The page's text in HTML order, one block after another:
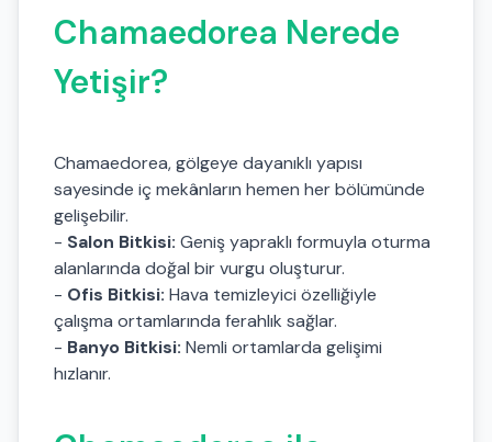
Chamaedorea Nerede
Yetişir?
Chamaedorea, gölgeye dayanıklı yapısı
sayesinde iç mekânların hemen her bölümünde
gelişebilir.
- Salon Bitkisi: Geniş yapraklı formuyla oturma
alanlarında doğal bir vurgu oluşturur.
- Ofis Bitkisi: Hava temizleyici özelliğiyle
çalışma ortamlarında ferahlık sağlar.
- Banyo Bitkisi: Nemli ortamlarda gelişimi
hızlanır.